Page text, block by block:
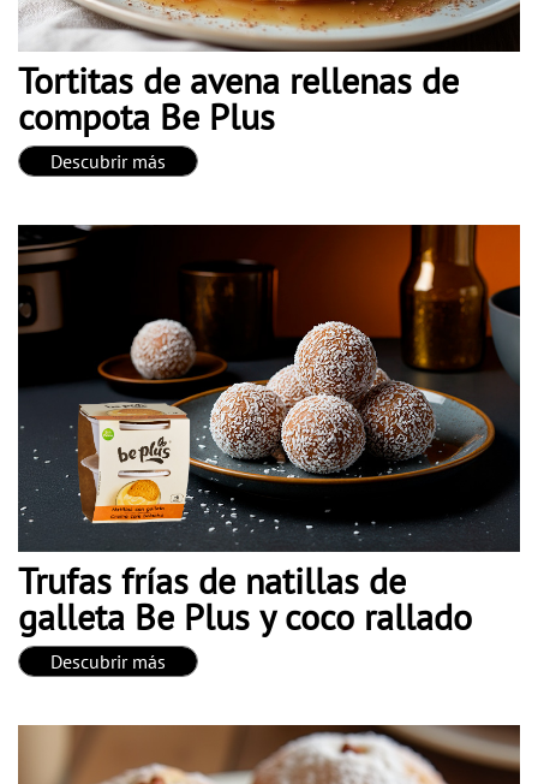
Tortitas de avena rellenas de
compota Be Plus
Descubrir más
Trufas frías de natillas de
galleta Be Plus y coco rallado
Descubrir más